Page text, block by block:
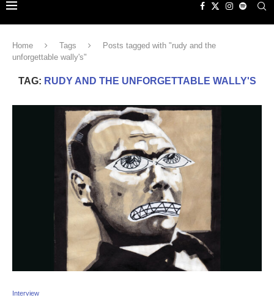
Home Tags
Posts tagged with "rudy and the
unforgettable wally's"
TAG: RUDY AND THE UNFORGETTABLE WALLY'S
Interview